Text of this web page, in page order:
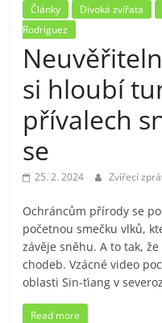
Články Divoká zvířata
Rodriguez
si hloubí
přívalech
se
25. 2. 2024 Zvířecí
Ochráncům přírody se
početnou smečku vlků,
závěje sněhu. A to tak,
chodeb. Vzácné video
oblasti Sin-ťiang v
Read more